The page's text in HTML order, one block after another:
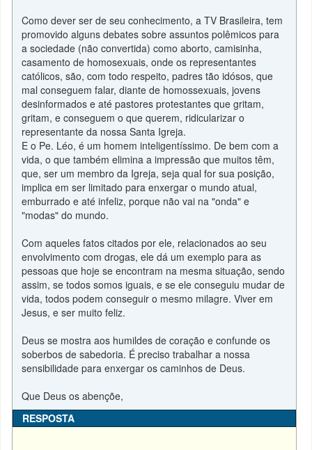
Como dever ser de seu conhecimento, a TV Brasileira, tem
promovido alguns debates sobre assuntos polêmicos para
a sociedade (não convertida) como aborto, camisinha,
casamento de homosexuais, onde os representantes
católicos, são, com todo respeito, padres tão idósos, que
mal conseguem falar, diante de homossexuais, jovens
desinformados e até pastores protestantes que gritam,
gritam, e conseguem o que querem, ridicularizar o
representante da nossa Santa Igreja.
E o Pe. Léo, é um homem inteligentíssimo. De bem com a
vida, o que também elimina a impressão que muitos têm,
que, ser um membro da Igreja, seja qual for sua posição,
implica em ser limitado para enxergar o mundo atual,
emburrado e até infeliz, porque não vai na "onda" e
"modas" do mundo.
Com aqueles fatos citados por ele, relacionados ao seu
envolvimento com drogas, ele dá um exemplo para as
pessoas que hoje se encontram na mesma situação, sendo
assim, se todos somos iguais, e se ele conseguiu mudar de
vida, todos podem conseguir o mesmo milagre. Viver em
Jesus, e ser muito feliz.
Deus se mostra aos humildes de coração e confunde os
soberbos de sabedoria. É preciso trabalhar a nossa
sensibilidade para enxergar os caminhos de Deus.
Que Deus os abençõe,
RESPOSTA